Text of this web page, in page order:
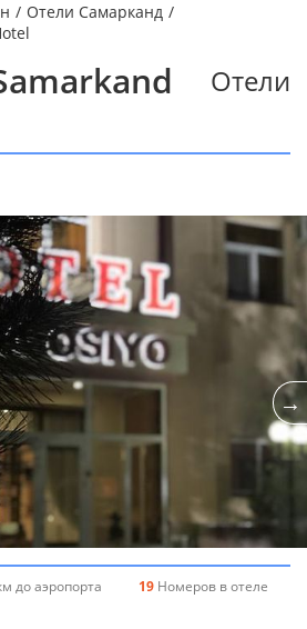
/ Отели Самарканд /
Отели
до аэропорта 19 Номеров в отеле